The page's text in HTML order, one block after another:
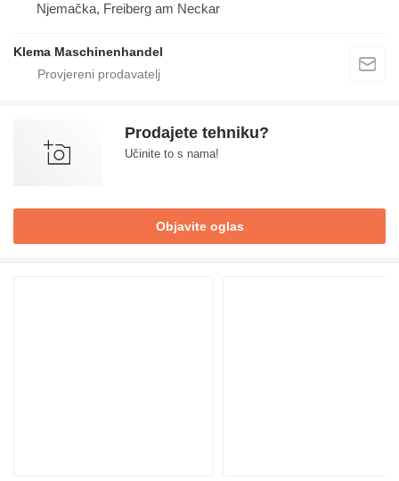
Njemačka, Freiberg am Neckar
Klema Maschinenhandel
Prodajete tehniku?
Učinite to s nama!
Objavite oglas